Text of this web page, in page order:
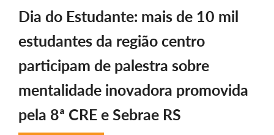
Dia do Estudante: mais de 10 mil
estudantes da região centro
participam de palestra sobre
mentalidade inovadora promovida
pela 8ª CRE e Sebrae RS